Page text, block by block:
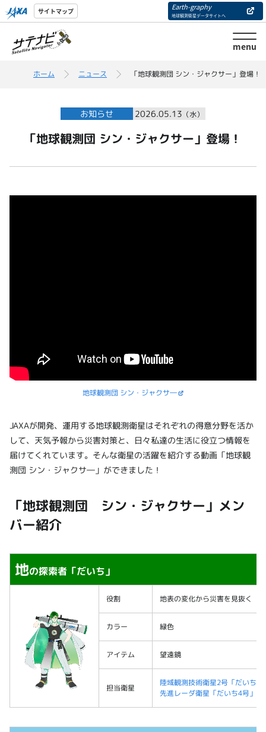
サイトマップ Earth-graphy
地球観測衛星データサイトへ
menu
ホーム ニュース 「地球観測団 シン・ジャクサー」登場！
お知らせ 2026.05.13 （水）
「地球観測団 シン・ジャクサー」登場！
地球観測団 シン・ジャクサ―
JAXAが開発、運用する地球観測衛星はそれぞれの得意分野を活か
して、天気予報から災害対策と、日々私達の生活に役立つ情報を
届けてくれています。そんな衛星の活躍を紹介する動画「地球観
測団 シン・ジャクサ―」ができました！
「地球観測団 シン・ジャクサー」メン
バー紹介
地の探索者「だいち」
役割 地表の変化から災害を見抜く
カラー 緑色
アイテム 望遠鏡
担当衛星
陸域観測技術衛星2号「だいち2
先進レーダ衛星「だいち4号」